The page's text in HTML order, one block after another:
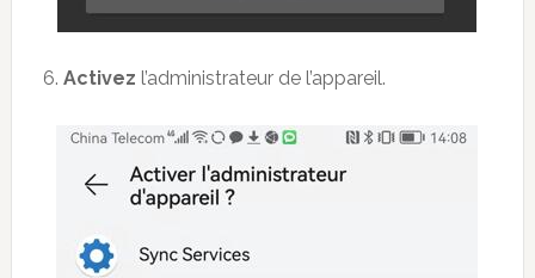
6. Activez l’administrateur de l’appareil.